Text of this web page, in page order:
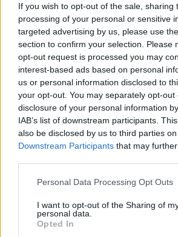
If you wish to opt-out of the sale, sharing
processing of your personal or sensitive
targeted advertising by us, please use
section to confirm your selection. Please
opt-out request is processed you may
interest-based ads based on personal
us or personal information disclosed to
your opt-out. You may separately opt-
disclosure of your personal information
IAB’s list of downstream participants.
also be disclosed by us to third parties
Downstream Participants that may
Personal Data Processing Opt Outs
I want to opt-out of the Sharing of
personal data.
Opted In
smutek.
minulosti? Obavy z měnícího se životního
stranu přirozené a racionální. Někdy ale
takové míry, že člověka paralyzují. Jak
o podporu nebo pomoc a kde ji hledat? I o
Martinem Nawrathem, terapeutem a
péčí o duševní zdraví také v kontextu
proměn životního prostředí.
„Furt ve střehu.“ Manažer přírody
26.11.2025 | PRAHA (Ekolist.cz)
Vilém
který